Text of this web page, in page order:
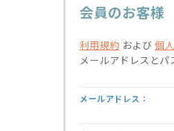
会員のお客様
利用規約 および個
メールアドレスとパ
メールアドレス：